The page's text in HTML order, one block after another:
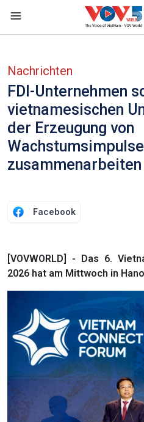
Nachrichten
FDI-Unternehmen
vietnamesischen
der Erzeugung von
zusammenarbeiten
Facebook
[VOVWORLD] - Das 6.
2026 hat am Mittwoch in